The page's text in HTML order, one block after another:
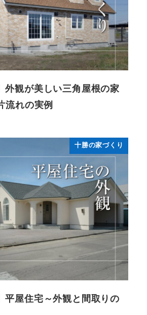
外観が美しい三角屋根の家
流れの実例
十勝の家づくり
平屋住宅～外観と間取りの